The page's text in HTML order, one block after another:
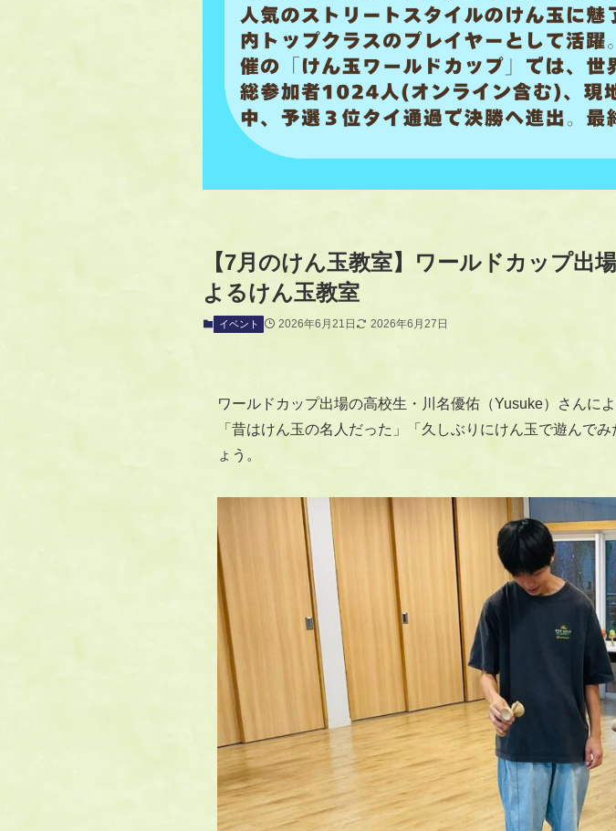
【7月のけん玉教室】ワールドカップ出
よるけん玉教室
イベント 2026年6月21日 2026年6月27日
ワールドカップ出場の高校生・川名優佑（Yusuke）さんに
「昔はけん玉の名人だった」「久しぶりにけん玉で遊んで
ょう。